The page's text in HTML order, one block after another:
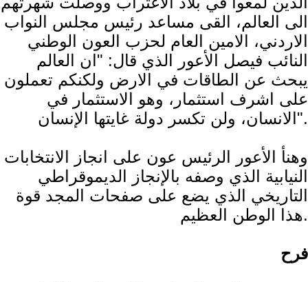
الى العالم، القى مساعد رئيس مجلس النواب
الاردني، الامين العام لحزب العون الوطني
النائب فيصل الأعور الذي قال: "ان العالم
يبحث عن الطاقات في الارض ولكنكم تعملون
على اشرف استثمار، وهو الاستثمار في
الانسان، ولن تكسر دولة غايتها الإنسان".
وهنأ الأعور الرئيس عون على انجاز الانتخابات
النيابية الذي وصفه بالإنجاز الديموقراطي
التاريخي الذي يضع على صفحات المجد قوة
هذا الوطن العظيم.
فرح